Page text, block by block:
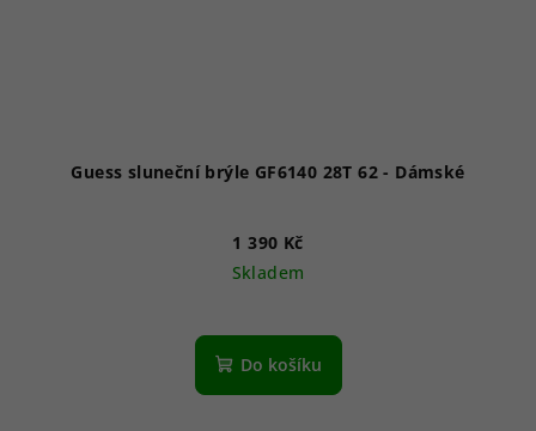
Guess sluneční brýle GF6140 28T 62 - Dámské
1 390 Kč
Skladem
Do košíku